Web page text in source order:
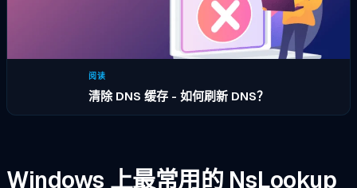
阅读
清除 DNS 缓存 - 如何刷新 DNS？
Windows 上最常用的 NsLookup